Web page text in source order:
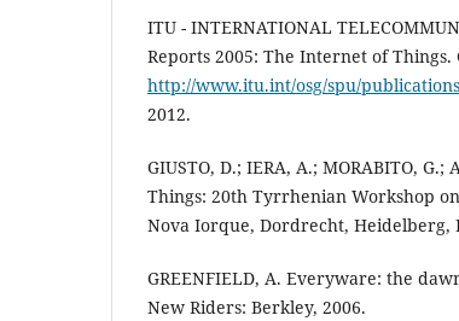
ITU - INTERNATIONAL
Reports 2005: The Internet of Things.
http://www.itu.int/osg/spu/
2012.
GIUSTO, D.; IERA, A.; MORABITO,
Things: 20th Tyrrhenian Workshop
Nova Iorque, Dordrecht, Heidelberg,
GREENFIELD, A. Everyware: the
New Riders: Berkley, 2006.